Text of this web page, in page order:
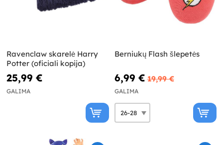
Ravenclaw skarelė Harry
Potter (oficiali kopija)
25,99 €
GALIMA
Berniukų Flash šlepetės
6,99 € 19,99 €
GALIMA